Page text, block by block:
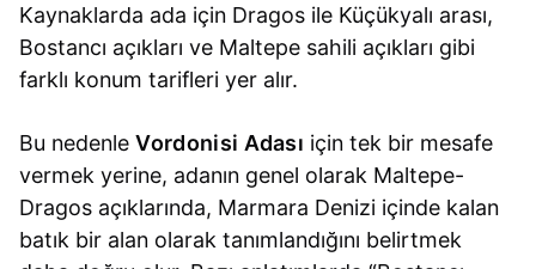
Kaynaklarda ada için Dragos ile Küçükyalı arası,
Bostancı açıkları ve Maltepe sahili açıkları gibi
farklı konum tarifleri yer alır.
Bu nedenleVordonisi Adası için tek bir mesafe
vermek yerine, adanın genel olarak Maltepe-
Dragos açıklarında, Marmara Denizi içinde kalan
batık bir alan olarak tanımlandığını belirtmek